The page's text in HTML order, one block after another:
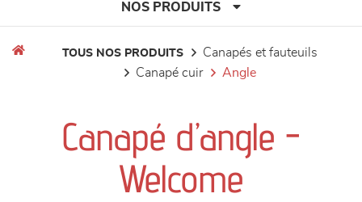
NOS PRODUITS
séjours
meubles de complément
TOUS NOS PRODUITS
canapés et fauteuils
canapé cuir
angle
Canapé d’angle -
Welcome